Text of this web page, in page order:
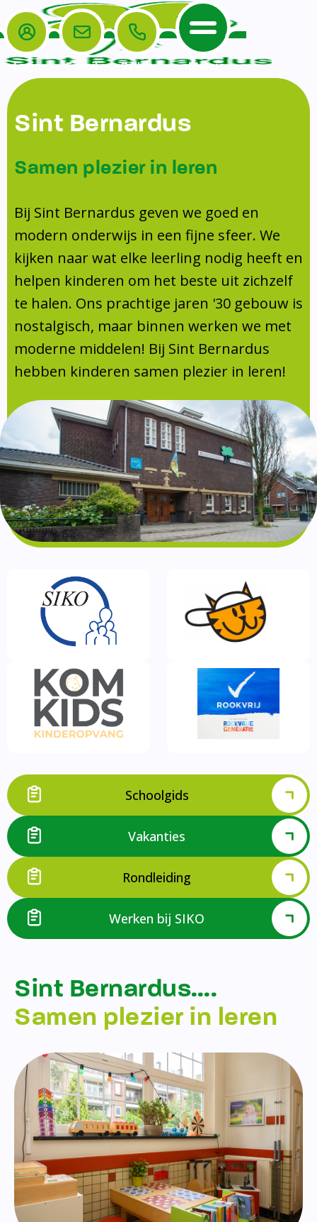
Home
De School
Veiligheidsplan
Onderwijs
Leerlingenraad
Leerlingenzorg
Doorstroomtoets
Jeugdprofessional op school
Centrum Jeugd en Gezin
Schoollogopedie
schoolondersteuningsprofiel
Schooltijden
Absentie
Vakanties
Aanmelden
Schoolgids
Gezonde school
Kinderopvang
BSO
Routebeschrijving
Privacy
Het Team
Ouders
Ouders
TussenSchoolse Opvang (TSO)
Ouderraad (OR)
Medezeggenschapsraad (MR)
Formulieren
Klachtenregeling
Contact
Login E-mail Bellen Menu
Sint Bernardus
Samen plezier in leren
Bij Sint Bernardus geven we goed en
modern onderwijs in een fijne sfeer. We
kijken naar wat elke leerling nodig heeft en
helpen kinderen om het beste uit zichzelf
te halen. Ons prachtige jaren '30 gebouw is
nostalgisch, maar binnen werken we met
moderne middelen! Bij Sint Bernardus
hebben kinderen samen plezier in leren!
Schoolgids
Vakanties
Rondleiding
Werken bij SIKO
Sint Bernardus….
Samen plezier in leren